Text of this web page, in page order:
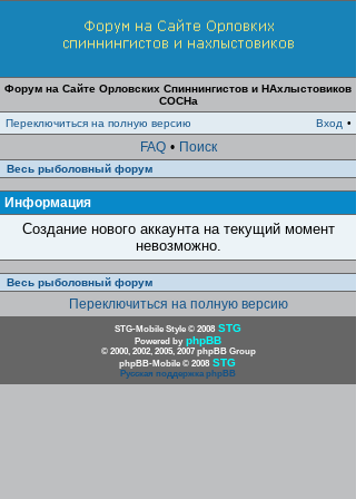
Форум на Сайте Орловских Спиннингистов и НАхлыстовиков
СОСНа
Переключиться на полную версию
Вход •
FAQ • Поиск
Весь рыболовный форум
Информация
Создание нового аккаунта на текущий момент
невозможно.
Весь рыболовный форум
Переключиться на полную версию
STG-Mobile Style © 2008 STG
Powered by phpBB
© 2000, 2002, 2005, 2007 phpBB Group
phpBB-Mobile © 2008 STG
Русская поддержка phpBB